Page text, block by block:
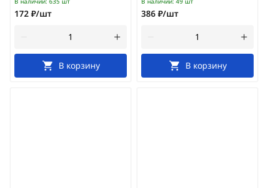
172 ₽/шт
В корзину
386 ₽/шт
В корзину